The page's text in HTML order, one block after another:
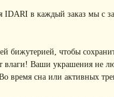
в каждый заказ мы с
бижутерией, чтобы
Ваши украшения не
время сна или активных